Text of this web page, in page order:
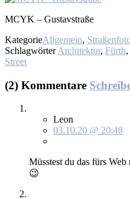
MCYK – Gus­tav­stra­ße
KategorieAllgemein,
Schlagwörter Architektur, Fürth,
Street
(2) Kommentare
Leon
03.10.20 @ 20:48
Müss­test du das fürs
😉